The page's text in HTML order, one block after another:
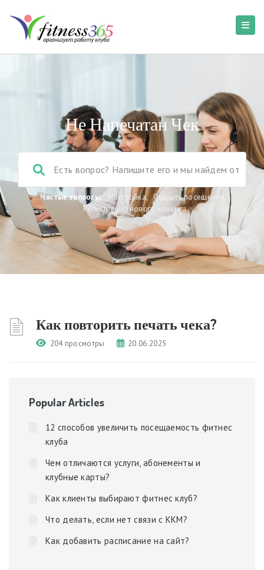
Не Напечатан Чек
Частые запросы: Настройка, Открыть посещение
Регистрация нового клиента
Как повторить печать чека?
204 просмотры 20.06.2025
Popular Articles
12 способов увеличить посещаемость фитнес
клуба
Чем отличаются услуги, абонементы и
клубные карты?
Как клиенты выбирают фитнес клуб?
Что делать, если нет связи с ККМ?
Как добавить расписание на сайт?